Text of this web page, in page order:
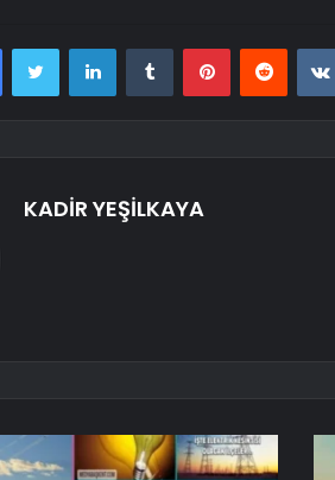
FacebookTwitter LinkedInTumblr PinterestReddit
KADİR YEŞİLKAYA